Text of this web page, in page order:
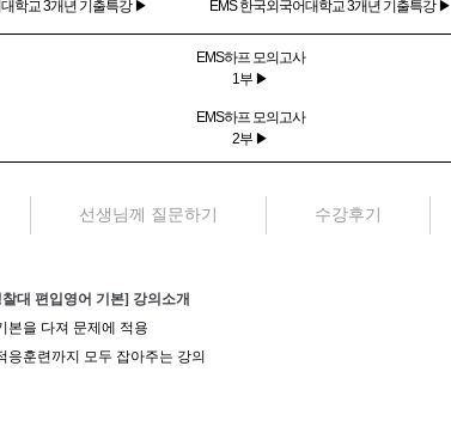
학교 3개년 기출특강 ▶
EMS 한국외국어대학교 3개년 기출특강 ▶
EMS하프 모의고사
1부 ▶
EMS하프 모의고사
2부 ▶
선생님께 질문하기 수강후기
대 편입영어 기본] 강의소개
본을 다져 문제에 적용
응훈련까지 모두 잡아주는 강의